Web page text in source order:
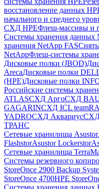
восстановление данных
начального и среднего
СХД HPEФлеш-массивы и
Cистемы хранения данных
хранения NetApp FAS
NetAppФлеш-системы
Дисковые полки (JBOD)
ArecaДисковые полки
(HPE)Дисковые полки
Российские системы
ATLASСХД AргоСХД
GAGARINСХД ICL
YADROСХД Аквариус
ТРАНС
Сетевые хранилища Asustor
FlashstorAsustor Lockerstor
Сетевые хранилища
Системы резервного
StoreOnce 2900 Backup
StoreOnce 4700HPE
Системы хранения данных